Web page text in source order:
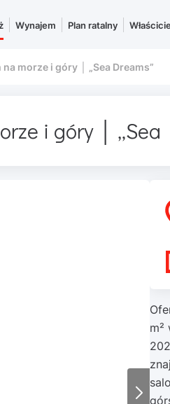
Wynajem Plan ratalny
morze i góry │ „Sea Dreams”
i góry │ „Sea
m²